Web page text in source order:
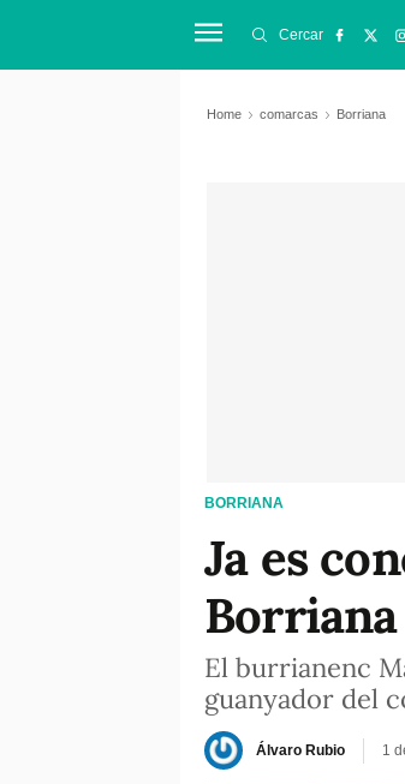
Cercar
Home comarcas Borriana
BORRIANA
Ja es
Borriana
El burrianenc
guanyador del
Álvaro Rubio 1